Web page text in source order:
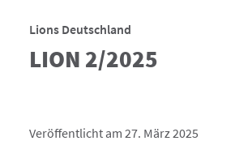
Lions Deutschland
LION 2/2025
Veröffentlicht am 27. März 2025